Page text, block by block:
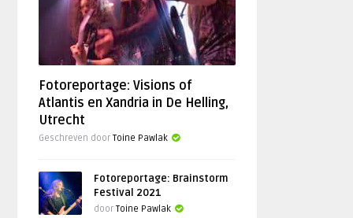
Fotoreportage: Visions of
Atlantis en Xandria in De Helling,
Utrecht
Geschreven doorToine Pawlak
Fotoreportage: Brainstorm
Festival 2021
doorToine Pawlak